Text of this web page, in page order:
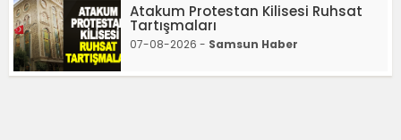
Atakum Protestan Kilisesi Ruhsat
Tartışmaları
07-08-2026 - Samsun Haber